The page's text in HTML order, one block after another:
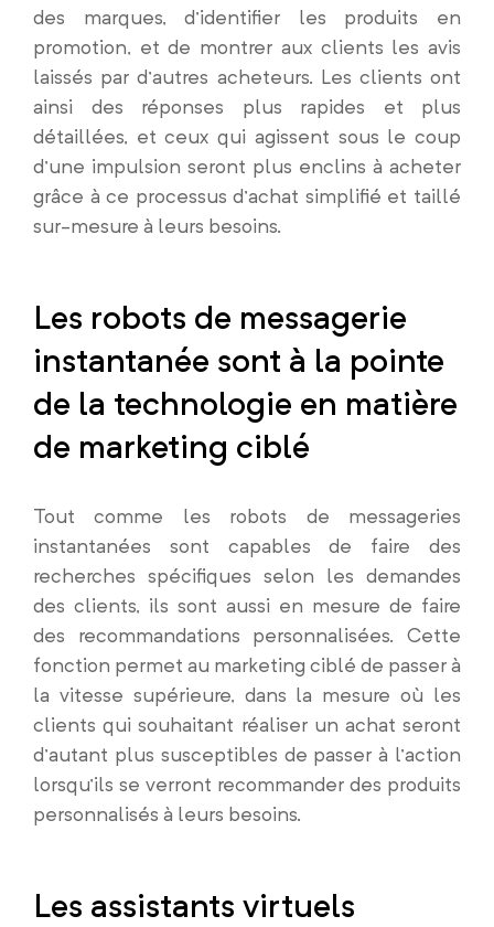
des marques, d’identifier les produits en
promotion, et de montrer aux clients les avis
laissés par d’autres acheteurs. Les clients ont
ainsi des réponses plus rapides et plus
détaillées, et ceux qui agissent sous le coup
d’une impulsion seront plus enclins à acheter
grâce à ce processus d’achat simplifié et taillé
sur-mesure à leurs besoins.
Les robots de messagerie
instantanée sont à la pointe
de la technologie en matière
de marketing ciblé
Tout comme les robots de messageries
instantanées sont capables de faire des
recherches spécifiques selon les demandes
des clients, ils sont aussi en mesure de faire
des recommandations personnalisées. Cette
fonction permet au marketing ciblé de passer à
la vitesse supérieure, dans la mesure où les
clients qui souhaitant réaliser un achat seront
d’autant plus susceptibles de passer à l’action
lorsqu’ils se verront recommander des produits
personnalisés à leurs besoins.
Les assistants virtuels